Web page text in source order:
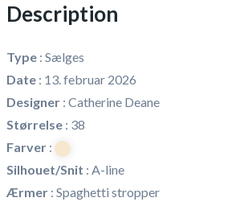
Description
Type : Sælges
Date : 13. februar 2026
Designer : Catherine Deane
Størrelse : 38
Farver :
Silhouet/Snit : A-line
Ærmer : Spaghetti stropper